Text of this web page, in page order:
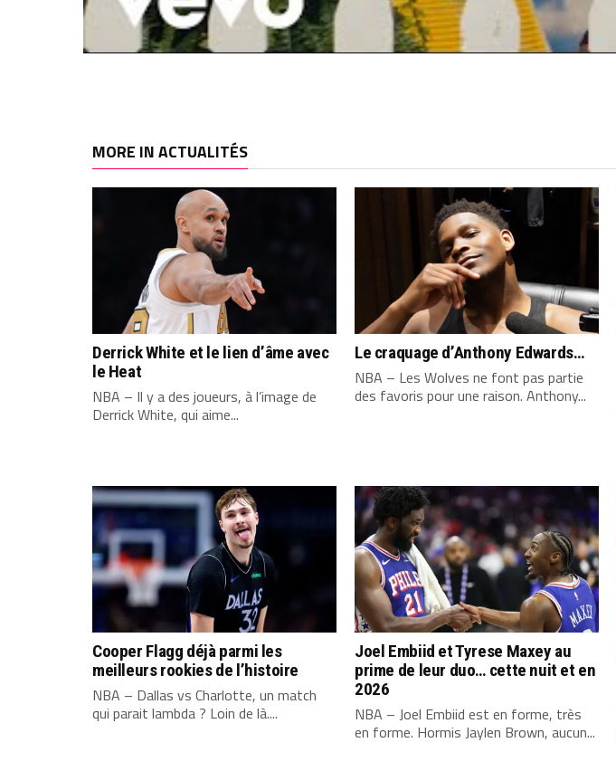
MORE IN ACTUALITÉS
Derrick White et le lien d’âme avec
le Heat
NBA – Il y a des joueurs, à l’image de
Derrick White, qui aime...
Le craquage d’Anthony Edwards…
NBA – Les Wolves ne font pas partie
des favoris pour une raison. Anthony...
Cooper Flagg déjà parmi les
meilleurs rookies de l’histoire
NBA – Dallas vs Charlotte, un match
qui parait lambda ? Loin de là....
Joel Embiid et Tyrese Maxey au
prime de leur duo… cette nuit et en
2026
NBA – Joel Embiid est en forme, très
en forme. Hormis Jaylen Brown, aucun...